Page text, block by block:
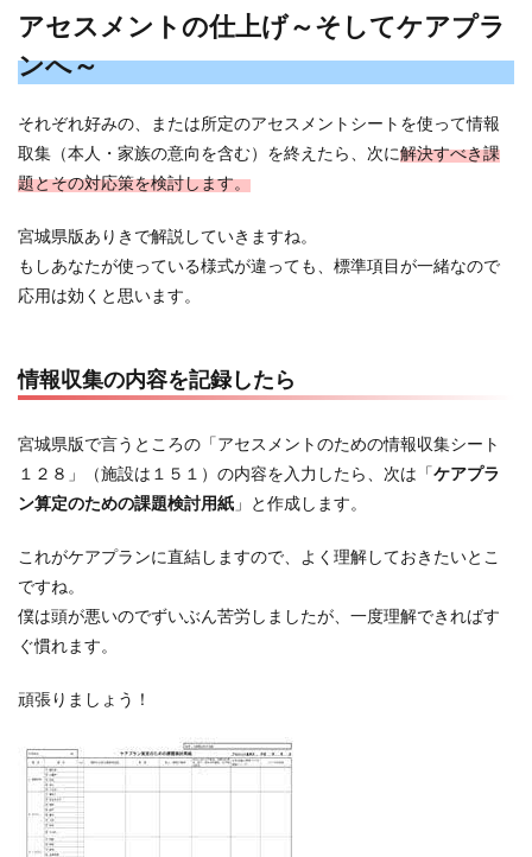
アセスメントの仕上げ～そしてケアプラ
ンへ～
それぞれ好みの、または所定のアセスメントシートを使って情報
取集（本人・家族の意向を含む）を終えたら、次に解決すべき課
題とその対応策を検討します。
宮城県版ありきで解説していきますね。
もしあなたが使っている様式が違っても、標準項目が一緒なので
応用は効くと思います。
情報収集の内容を記録したら
宮城県版で言うところの「アセスメントのための情報収集シート
１２８」（施設は１５１）の内容を入力したら、次は「ケアプラ
ン算定のための課題検討用紙 」と作成します。
これがケアプランに直結しますので、よく理解しておきたいとこ
ですね。
僕は頭が悪いのでずいぶん苦労しましたが、一度理解できればす
ぐ慣れます。
頑張りましょう！